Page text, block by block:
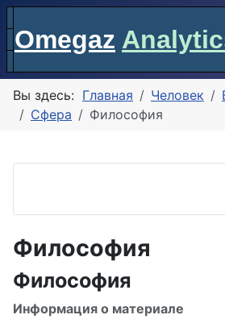
Omegaz
Вы здесь: Главная Человек
Сфера
Философия
Философия
Философия
Информация о материале